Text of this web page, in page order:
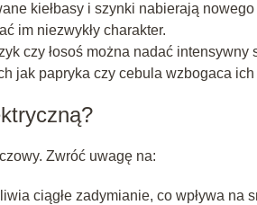
kiełbasy i szynki nabierają nowego
im niezwykły charakter.
czy łosoś można nadać intensywny
jak papryka czy cebula wzbogaca ich
Zwróć uwagę na:
ciągłe zadymianie, co wpływa na